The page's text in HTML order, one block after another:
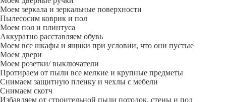
Моем зеркала и зеркальные поверхности
Пылесосим коврик и пол
Моем пол и плинтуса
Аккуратно расставляем обувь
Моем все шкафы и ящики при условии, что они пустые
Моем двери
Моем розетки/ выключатели
Протираем от пыли все мелкие и крупные предметы
Снимаем защитную пленку и чехлы с мебели
Снимаем скотч
Избавляем от строительной пыли потолок, стены и пол